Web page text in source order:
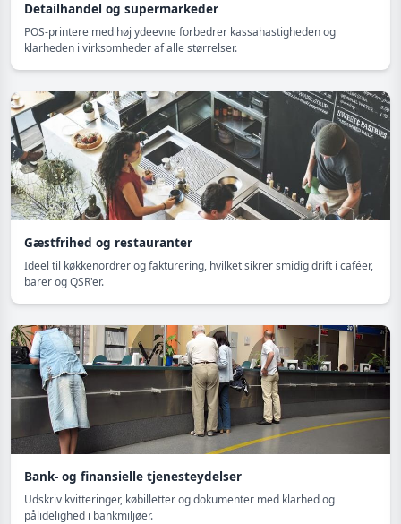
Detailhandel og supermarkeder
POS-printere med høj ydeevne forbedrer kassahastigheden og
klarheden i virksomheder af alle størrelser.
Gæstfrihed og restauranter
Ideel til køkkenordrer og fakturering, hvilket sikrer smidig drift i caféer,
barer og QSR'er.
Bank- og finansielle tjenesteydelser
Udskriv kvitteringer, købilletter og dokumenter med klarhed og
pålidelighed i bankmiljøer.